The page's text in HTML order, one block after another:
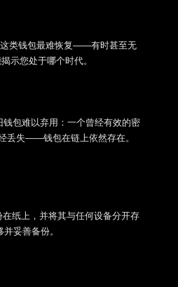
这类钱包最难恢复——有时甚至无
示您处于哪个时代。
包难以弃用：一个曾经有效的密
丢失——钱包在链上依然存在。
纸上，并将其与任何设备分开存
妥善备份。